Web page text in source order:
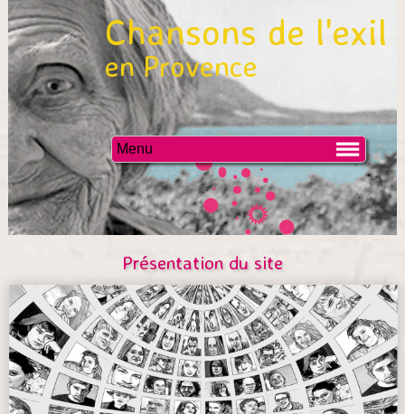
Chansons de l'exil
en Provence
Menu
Présentation du site